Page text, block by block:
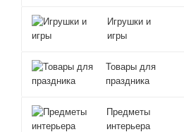
Игрушки и
игры
Товары для
праздника
Предметы
интерьера